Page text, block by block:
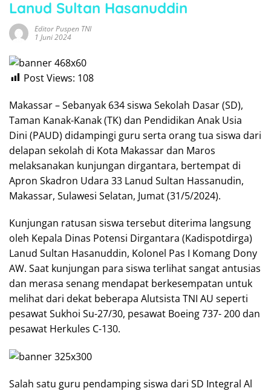
Lanud Sultan Hasanuddin
Editor Puspen TNI
1 Juni 2024
Post Views: 108
Makassar – Sebanyak 634 siswa Sekolah Dasar (SD),
Taman Kanak-Kanak (TK) dan Pendidikan Anak Usia
Dini (PAUD) didampingi guru serta orang tua siswa dari
delapan sekolah di Kota Makassar dan Maros
melaksanakan kunjungan dirgantara, bertempat di
Apron Skadron Udara 33 Lanud Sultan Hassanudin,
Makassar, Sulawesi Selatan, Jumat (31/5/2024).
Kunjungan ratusan siswa tersebut diterima langsung
oleh Kepala Dinas Potensi Dirgantara (Kadispotdirga)
Lanud Sultan Hasanuddin, Kolonel Pas I Komang Dony
AW. Saat kunjungan para siswa terlihat sangat antusias
dan merasa senang mendapat berkesempatan untuk
melihat dari dekat beberapa Alutsista TNI AU seperti
pesawat Sukhoi Su-27/30, pesawat Boeing 737- 200 dan
pesawat Herkules C-130.
Salah satu guru pendamping siswa dari SD Integral Al